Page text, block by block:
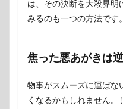
は、その決断を大殺界明
みるのも一つの方法です。
焦った悪あがきは
物事がスムーズに運ばな
くなるかもしれません。